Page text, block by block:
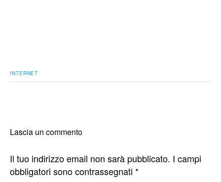
INTERNET
Lascia un commento
Il tuo indirizzo email non sarà pubblicato. I campi
obbligatori sono contrassegnati *